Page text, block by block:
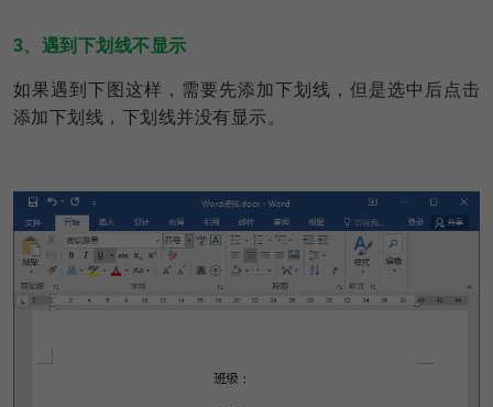
3、遇到下划线不显示
如果遇到下图这样，需要先添加下划线，但是选中后点击
添加下划线，下划线并没有显示。